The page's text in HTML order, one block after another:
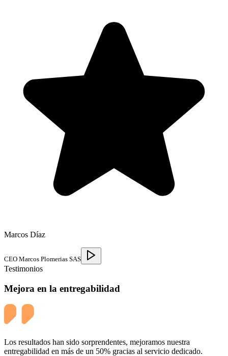
Marcos Díaz
CEO Marcos Plomerias SAS
Testimonios
Mejora en la entregabilidad
Los resultados han sido sorprendentes, mejoramos nuestra
entregabilidad en más de un 50% gracias al servicio dedicado.